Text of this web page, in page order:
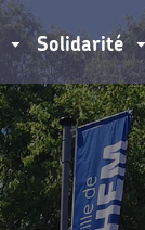
Solidarité